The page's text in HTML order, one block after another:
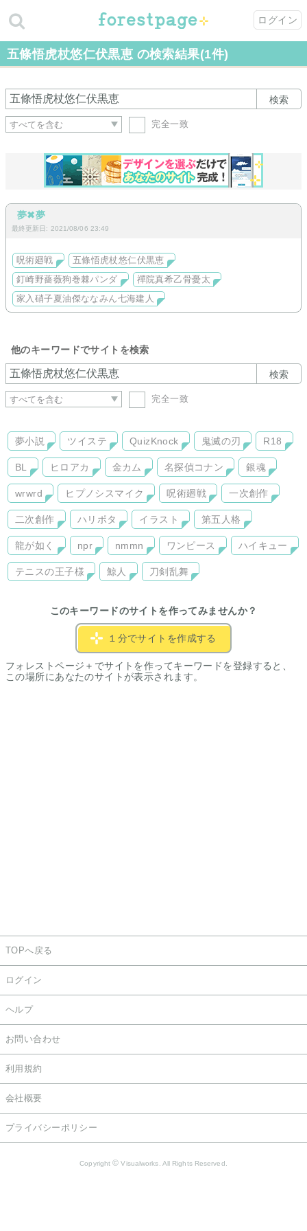
ログイン
五條悟虎杖悠仁伏黒恵 の検索結果(1件)
検索
完全一致
夢✖︎夢
最終更新日: 2021/08/06 23:49
呪術廻戦
五條悟虎杖悠仁伏黒恵
釘崎野薔薇狗巻棘パンダ
禪院真希乙骨憂太
家入硝子夏油傑ななみん七海建人
他のキーワードでサイトを検索
検索
完全一致
夢小説 ツイステ QuizKnock 鬼滅の刃 R18
BL ヒロアカ 金カム 名探偵コナン 銀魂
wrwrd ヒプノシスマイク 呪術廻戦 一次創作
二次創作 ハリポタ イラスト 第五人格
龍が如く npr nmmn ワンピース ハイキュー
テニスの王子様 鯨人 刀剣乱舞
このキーワードのサイトを作ってみませんか？
１分でサイトを作成する
フォレストページ＋でサイトを作ってキーワードを登録すると、
この場所にあなたのサイトが表示されます。
TOPへ戻る
ログイン
ヘルプ
お問い合わせ
利用規約
会社概要
プライバシーポリシー
Copyright© Visualworks. All Rights Reserved.